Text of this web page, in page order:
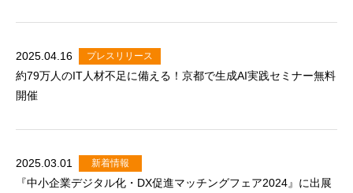
2025.04.16 プレスリリース
約79万人のIT人材不足に備える！京都で生成AI実践セミナー無料
開催
2025.03.01 新着情報
『中小企業デジタル化・DX促進マッチングフェア2024』に出展